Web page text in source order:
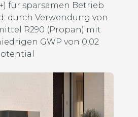
für sparsamen Betrieb
durch Verwendung von
R290 (Propan) mit
GWP von 0,02